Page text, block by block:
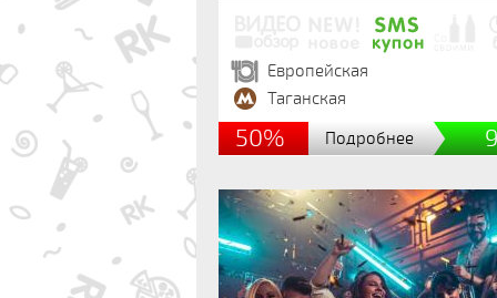
Европейская
Таганская
50% Подробнее